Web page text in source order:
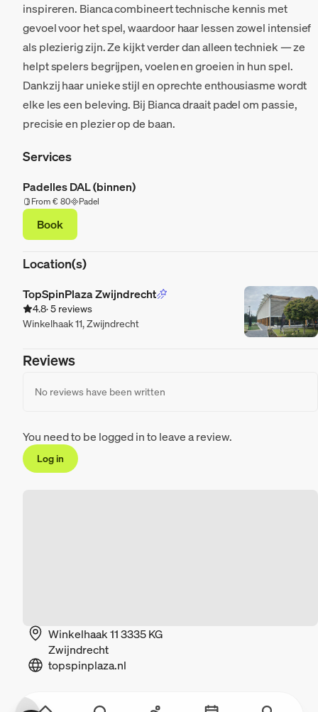
inspireren. Bianca combineert technische kennis met
gevoel voor het spel, waardoor haar lessen zowel intensief
als plezierig zijn. Ze kijkt verder dan alleen techniek — ze
helpt spelers begrijpen, voelen en groeien in hun spel.
Dankzij haar unieke stijl en oprechte enthousiasme wordt
elke les een beleving. Bij Bianca draait padel om passie,
precisie en plezier op de baan.
Services
Padelles DAL (binnen)
From € 80 Padel
Book
Location(s)
TopSpinPlaza Zwijndrecht
4.8· 5 reviews
Winkelhaak 11, Zwijndrecht
Reviews
No reviews have been written
You need to be logged in to leave a review.
Log in
Winkelhaak 11 3335 KG
Zwijndrecht
topspinplaza.nl